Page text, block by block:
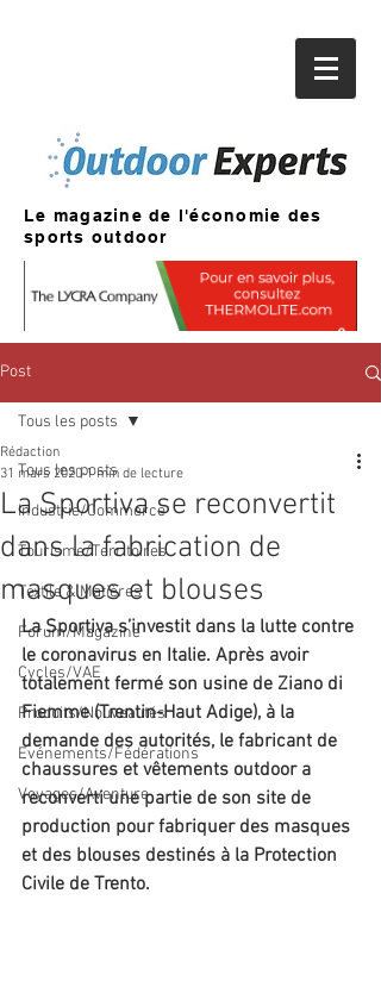
Le magazine de l'économie des
sports outdoor
Post
Tous les posts
Industrie/Commerce
Tourisme/Territoires
Textile & Matières
Forum/Magazine
Cycles/VAE
Produits/Nouveautés
Evénements/Fédérations
Voyages/Aventure
Tous les posts
La Sportiva se reconvertit
dans la fabrication de
masques et blouses
Rédaction
31 mars 2020 1 min de lecture
La Sportiva s’investit dans la lutte contre
le coronavirus en Italie. Après avoir
totalement fermé son usine de Ziano di
Fiemme (Trentin-Haut Adige), à la
demande des autorités, le fabricant de
chaussures et vêtements outdoor a
reconverti une partie de son site de
production pour fabriquer des masques
et des blouses destinés à la Protection
Civile de Trento.